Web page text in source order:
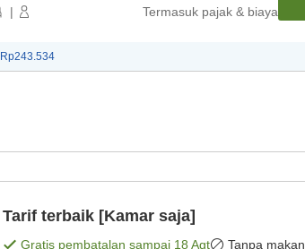
| Termasuk pajak & biaya
Rp243.534
Tarif terbaik [Kamar saja]
Gratis pembatalan sampai 18 Agt Tanpa makan